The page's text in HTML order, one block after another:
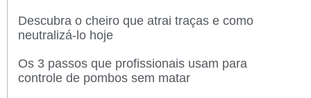
Descubra o cheiro que atrai traças e como
neutralizá-lo hoje
Os 3 passos que profissionais usam para
controle de pombos sem matar